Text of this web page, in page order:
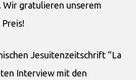
gratulieren unserem
Jesuitenzeitschrift “La
Interview mit den